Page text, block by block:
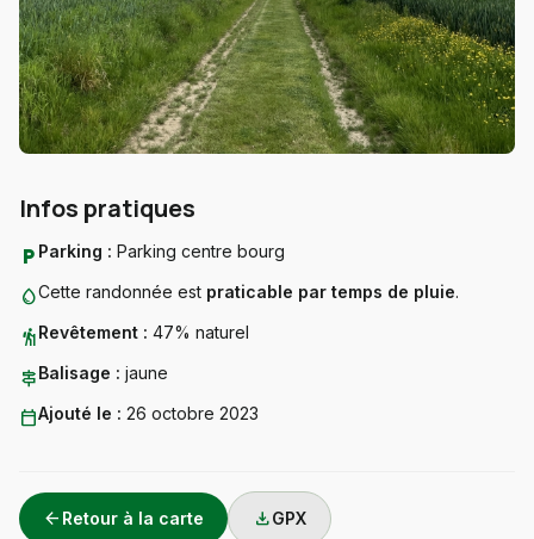
Infos pratiques
local_parking Parking : Parking centre bourg
water_dropCette randonnée est praticable par temps de pluie.
hikingRevêtement : 47% naturel
signpostBalisage : jaune
calendar_todayAjouté le : 26 octobre 2023
arrow_back Retour à la carte downloadGPX